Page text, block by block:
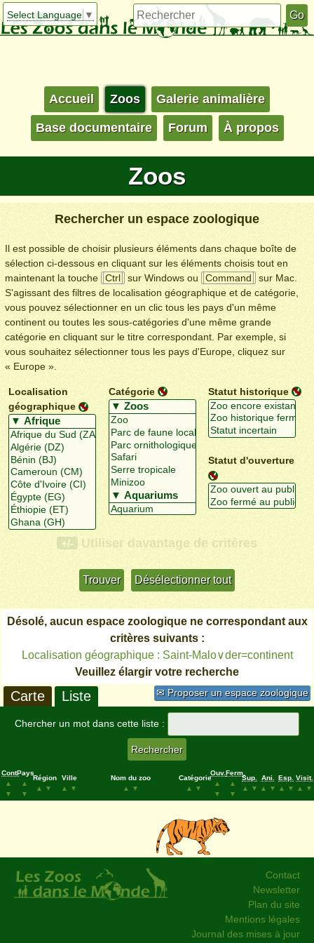
Select Language ▼
Accueil Zoos Galerie animalière
Base documentaire Forum À propos
Zoos
Rechercher un espace zoologique
Il est possible de choisir plusieurs éléments dans chaque boîte de
sélection ci-dessous en cliquant sur les éléments choisis tout en
maintenant la touche
Ctrl sur Windows ou Command
sur Mac.
S'agissant des filtres de localisation géographique et de catégorie,
vous pouvez sélectionner en un clic tous les pays d'un même
continent ou toutes les sous-catégories d'une même grande
catégorie en cliquant sur le titre correspondant. Par exemple, si
vous souhaitez sélectionner tous les pays d'Europe, cliquez sur
« Europe ».
Localisation
géographique
Catégorie Statut historique
Statut d'ouverture
+/- Utiliser davantage de critères
Désolé, aucun espace zoologique ne correspondant aux
critères suivants :
Localisation géographique : Saint-Malo∨der=continent
Veuillez élargir votre recherche
✉ Proposer un espace zoologique
Carte Liste
Chercher un mot dans cette liste :
Cont.
▲
▼
Pays
▲
▼
Région
▲
▼
Ville
▲
▼
Nom du zoo
▲
▼
Catégorie
▲
▼
Ouv.
▲
▼
Ferm.
▲
▼
Sup.
▲
▼
Ani.
▲
▼
Esp.
▲
▼
Visit.
▲
▼
Contact
Newsletter
Plan du site
Mentions légales
Journal des mises à jour